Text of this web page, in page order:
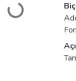
Yükleniyor...